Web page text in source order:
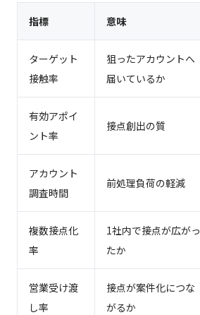
指標 意味
ターゲット
接触率
狙ったアカウントへ
届いているか
有効アポイ
ント率
接点創出の質
アカウント
調査時間
前処理負荷の軽減
複数接点化
率
1社内で接点が広がっ
たか
営業受け渡
し率
接点が案件化につな
がるか